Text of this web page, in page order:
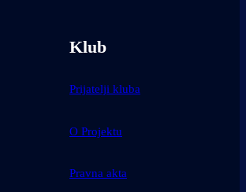
Klub
Prijatelji kluba
O Projektu
Pravna akta